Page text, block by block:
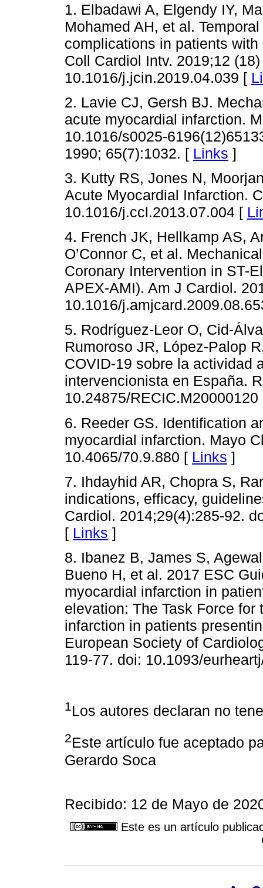
1. Elbadawi A, Elgendy IY,
Mohamed AH, et al.
complications in patients
Coll Cardiol Intv. 2019;12
10.1016/j.jcin.2019.04.039 [
2. Lavie CJ, Gersh BJ.
acute myocardial infarction.
10.1016/s0025-
1990; 65(7):1032. [ Links ]
3. Kutty RS, Jones N,
Acute Myocardial Infarction.
10.1016/j.ccl.2013.07.004 [
4. French JK, Hellkamp AS,
O’Connor C, et al.
Coronary Intervention in ST-
APEX-AMI). Am J Cardiol.
10.1016/
5. Rodríguez-Leor O, Cid-
Rumoroso JR, López-Palop
COVID-19 sobre la actividad
intervencionista en España.
10.24875/
6. Reeder GS. Identification
myocardial infarction. Mayo
10.4065/70.9.880 [ Links ]
7. Ihdayhid AR, Chopra S,
indications, efficacy,
Cardiol. 2014;29(4):285-92.
[ Links ]
8. Ibanez B, James S,
Bueno H, et al. 2017 ESC
myocardial infarction in
elevation: The Task Force
infarction in patients
European Society of
119-77. doi: 10.1093/
1Los autores declaran no
2Este artículo fue aceptado
Gerardo Soca
Recibido: 12 de Mayo de
Este es un artículo